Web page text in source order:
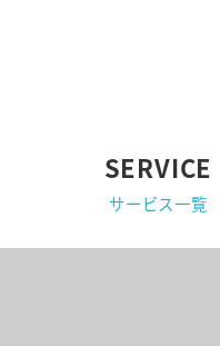
SERVICE
サービス一覧